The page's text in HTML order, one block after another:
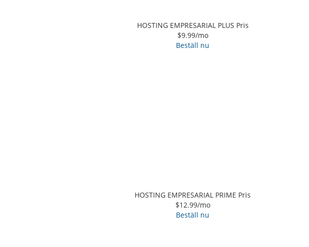
HOSTING EMPRESARIAL PLUS Pris
$9.99/mo
Beställ nu
HOSTING EMPRESARIAL PRIME Pris
$12.99/mo
Beställ nu